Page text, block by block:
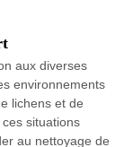
aux diverses
environnements
lichens et de
situations
au nettoyage de